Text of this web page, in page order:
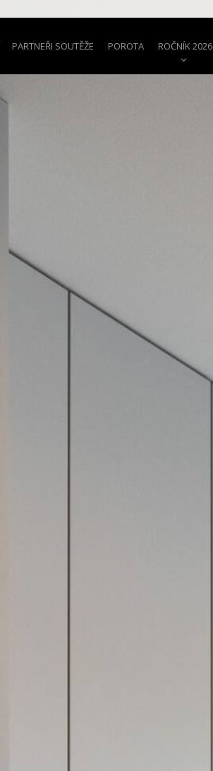
PARTNEŘI SOUTĚŽE POROTA ROČNÍK 2026